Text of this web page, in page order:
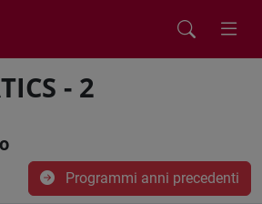
- 2
Programmi anni precedenti